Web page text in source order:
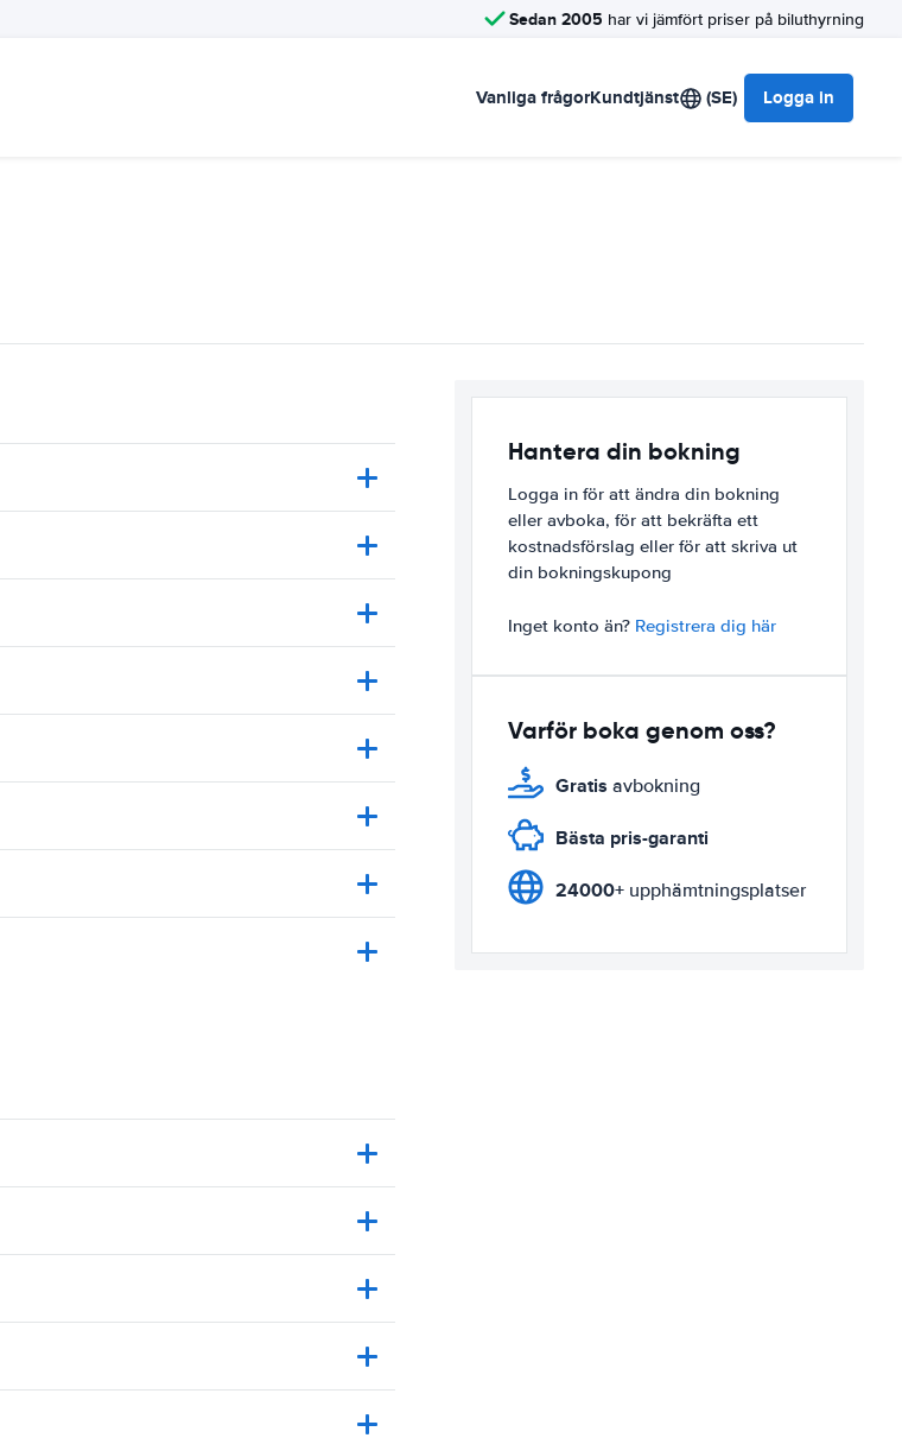
Sedan 2005 har vi jämfört priser på biluthyrning
Vanliga frågorKundtjänst (SE) Logga in
Hantera din bokning
Logga in för att ändra din bokning
eller avboka, för att bekräfta ett
kostnadsförslag eller för att skriva ut
din bokningskupong
Inget konto än? Registrera dig här
Varför boka genom oss?
Gratis avbokning
Bästa pris-garanti
24000+ upphämtningsplatser